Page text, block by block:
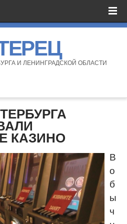
И ЛЕНИНГРАДСКОЙ ОБЛАСТИ
КАЗИНО
В
о
б
ы
ч